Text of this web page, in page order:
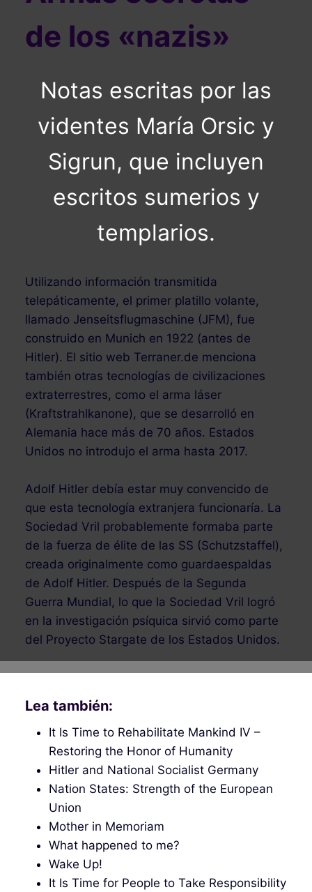
de los «nazis»
Notas escritas por las
videntes María Orsic y
Sigrun, que incluyen
escritos sumerios y
templarios.
Utilizando información transmitida
telepáticamente, el primer platillo volante,
llamado Jenseitsflugmaschine (JFM), fue
construido en Munich en 1922 (antes de
Hitler). El sitio web Terraner.de menciona
también otras tecnologías de civilizaciones
extraterrestres, como el arma láser
(Kraftstrahlkanone), que se desarrolló en
Alemania hace más de 70 años. Estados
Unidos no introdujo el arma hasta 2017.
Adolf Hitler debía estar muy convencido de
que esta tecnología extranjera funcionaría. La
Sociedad Vril probablemente formaba parte
de la fuerza de élite de las SS (Schutzstaffel),
creada originalmente como guardaespaldas
de Adolf Hitler. Después de la Segunda
Guerra Mundial, lo que la Sociedad Vril logró
en la investigación psíquica sirvió como parte
del Proyecto Stargate de los Estados Unidos.
Lea también:
It Is Time to Rehabilitate Mankind IV –
Restoring the Honor of Humanity
Hitler and National Socialist Germany
Nation States: Strength of the European
Union
Mother in Memoriam
What happened to me?
Wake Up!
It Is Time for People to Take Responsibility